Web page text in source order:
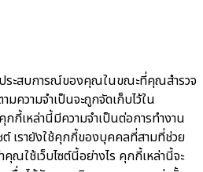
ระสบการณ์ของคุณในขณะที่คุณสำรวจ
ความจำเป็นจะถูกจัดเก็บไว้ใน
กี้เหล่านี้มีความจำเป็นต่อการทำงาน
เรายังใช้คุกกี้ของบุคคลที่สามที่ช่วย
าคุณใช้เว็บไซต์นี้อย่างไร คุกกี้เหล่านี้จะ